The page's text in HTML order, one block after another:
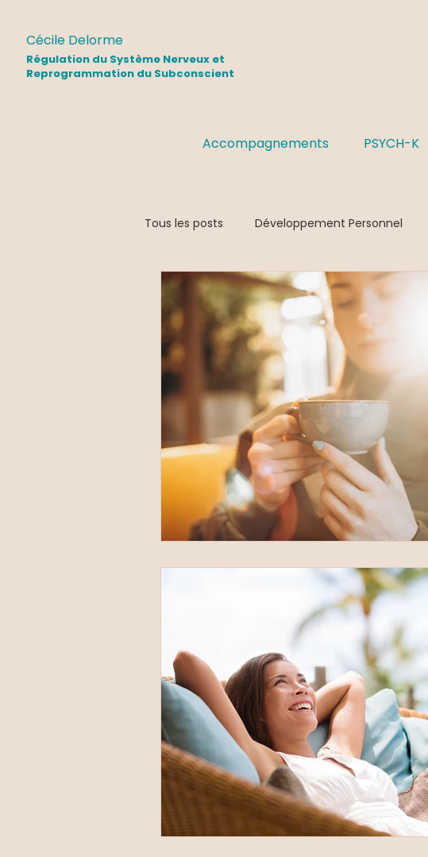
Cécile Delorme
Régulation du Système Nerveux et
Reprogrammation du Subconscient
Accompagnements PSYCH-K
Tous les posts Développement Personnel
Emotions Ressources Sophrologie
Evénements Psychologie Positive